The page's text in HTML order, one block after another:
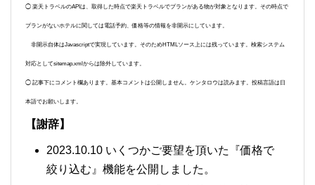
◯ 楽天トラベルのAPIは、取得した時点で楽天トラベルでプランがある物が対象となります。その時点で
プランがないホテルに関しては電話予約、価格等の情報を非開示にしています。
非開示自体はJavascriptで実現しています。そのためHTMLソース上には残っています。検索システム
対応としてsitemap.xmlからは除外しています。
◯ 記事下にコメント欄あります。基本コメントは公開しません。ケンタロウは読みます。投稿言語は日
本語でお願いします。
【謝辞】
2023.10.10 いくつかご要望を頂いた『価格で
絞り込む』機能を公開しました。